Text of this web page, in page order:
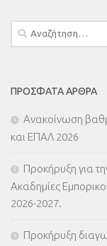
Αναζήτηση
για:
ΠΡΌΣΦΑΤΑ ΆΡΘΡΑ
Ανακοίνωση
και ΕΠΑΛ 2026
Προκήρυξη για
Ακαδημίες
2026-2027.
Προκήρυξη